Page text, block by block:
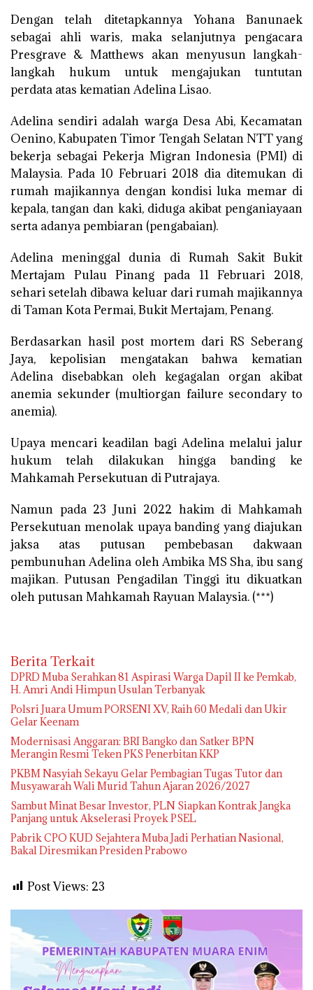
Dengan telah ditetapkannya Yohana Banunaek
sebagai ahli waris, maka selanjutnya pengacara
Presgrave & Matthews akan menyusun langkah-
langkah hukum untuk mengajukan tuntutan
perdata atas kematian Adelina Lisao.
Adelina sendiri adalah warga Desa Abi, Kecamatan
Oenino, Kabupaten Timor Tengah Selatan NTT yang
bekerja sebagai Pekerja Migran Indonesia (PMI) di
Malaysia. Pada 10 Februari 2018 dia ditemukan di
rumah majikannya dengan kondisi luka memar di
kepala, tangan dan kaki, diduga akibat penganiayaan
serta adanya pembiaran (pengabaian).
Adelina meninggal dunia di Rumah Sakit Bukit
Mertajam Pulau Pinang pada 11 Februari 2018,
sehari setelah dibawa keluar dari rumah majikannya
di Taman Kota Permai, Bukit Mertajam, Penang.
Berdasarkan hasil post mortem dari RS Seberang
Jaya, kepolisian mengatakan bahwa kematian
Adelina disebabkan oleh kegagalan organ akibat
anemia sekunder (multiorgan failure secondary to
anemia).
Upaya mencari keadilan bagi Adelina melalui jalur
hukum telah dilakukan hingga banding ke
Mahkamah Persekutuan di Putrajaya.
Namun pada 23 Juni 2022 hakim di Mahkamah
Persekutuan menolak upaya banding yang diajukan
jaksa atas putusan pembebasan dakwaan
pembunuhan Adelina oleh Ambika MS Sha, ibu sang
majikan. Putusan Pengadilan Tinggi itu dikuatkan
oleh putusan Mahkamah Rayuan Malaysia. (***)
Berita Terkait
DPRD Muba Serahkan 81 Aspirasi Warga Dapil II ke Pemkab,
H. Amri Andi Himpun Usulan Terbanyak
Polsri Juara Umum PORSENI XV, Raih 60 Medali dan Ukir
Gelar Keenam
Modernisasi Anggaran: BRI Bangko dan Satker BPN
Merangin Resmi Teken PKS Penerbitan KKP
PKBM Nasyiah Sekayu Gelar Pembagian Tugas Tutor dan
Musyawarah Wali Murid Tahun Ajaran 2026/2027
Sambut Minat Besar Investor, PLN Siapkan Kontrak Jangka
Panjang untuk Akselerasi Proyek PSEL
Pabrik CPO KUD Sejahtera Muba Jadi Perhatian Nasional,
Bakal Diresmikan Presiden Prabowo
Post Views: 23